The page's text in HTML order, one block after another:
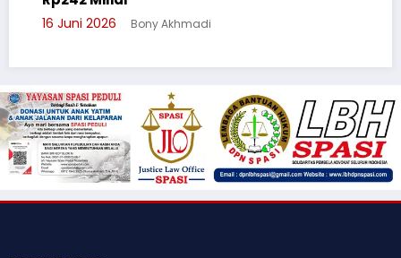
Akhmadi